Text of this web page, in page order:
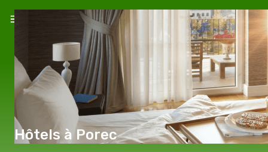
Hôtels à Porec